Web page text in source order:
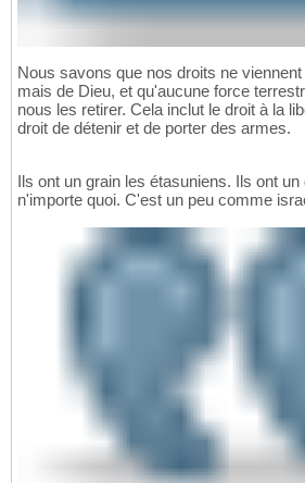
Nous savons que nos droits ne
mais de Dieu, et qu'aucune force
nous les retirer. Cela inclut le droit à la
droit de détenir et de porter des armes.
Ils ont un grain les étasuniens. Ils ont
n'importe quoi. C'est un peu comme